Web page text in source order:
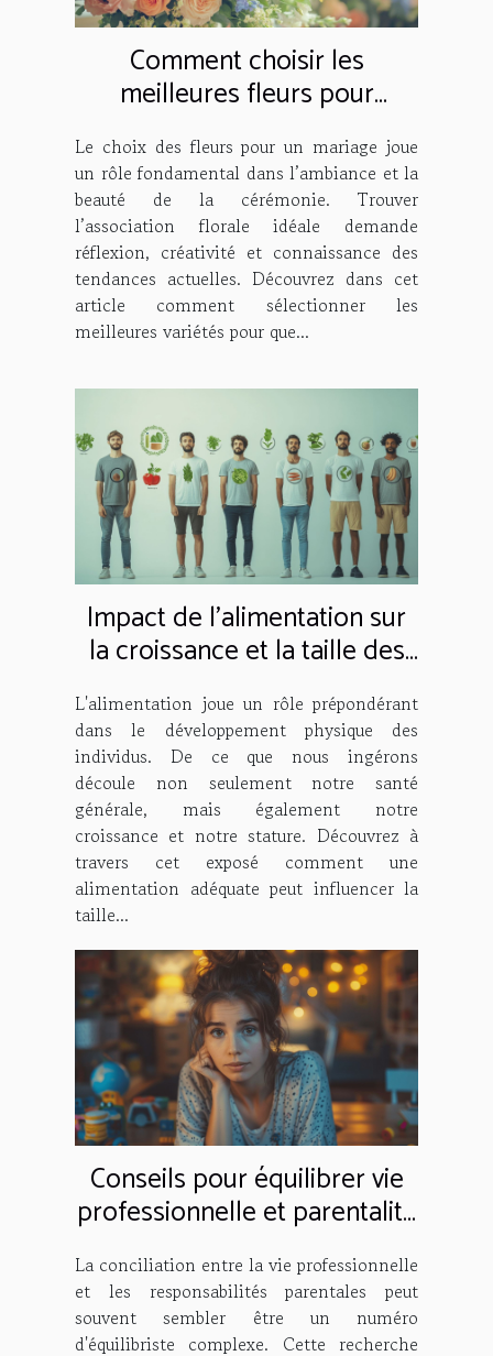
Comment choisir les
meilleures fleurs pour
décorer votre mariage
Le choix des fleurs pour un mariage joue
un rôle fondamental dans l’ambiance et la
beauté de la cérémonie. Trouver
l’association florale idéale demande
réflexion, créativité et connaissance des
tendances actuelles. Découvrez dans cet
article comment sélectionner les
meilleures variétés pour que...
Impact de l'alimentation sur
la croissance et la taille des
hommes
L'alimentation joue un rôle prépondérant
dans le développement physique des
individus. De ce que nous ingérons
découle non seulement notre santé
générale, mais également notre
croissance et notre stature. Découvrez à
travers cet exposé comment une
alimentation adéquate peut influencer la
taille...
Conseils pour équilibrer vie
professionnelle et parentalité
sans stress
La conciliation entre la vie professionnelle
et les responsabilités parentales peut
souvent sembler être un numéro
d'équilibriste complexe. Cette recherche